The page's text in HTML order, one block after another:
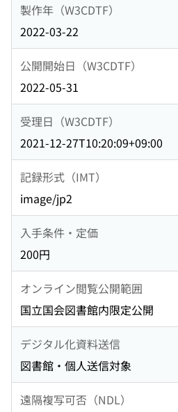
製作年（W3CDTF）
2022-03-22
公開開始日（W3CDTF）
2022-05-31
受理日（W3CDTF）
2021-12-27T10:20:09+09:00
記録形式（IMT）
image/jp2
入手条件・定価
200円
オンライン閲覧公開範囲
国立国会図書館内限定公開
デジタル化資料送信
図書館・個人送信対象
遠隔複写可否（NDL）